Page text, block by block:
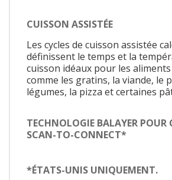
CUISSON ASSISTÉE
Les cycles de cuisson assistée
définissent le temps et la
cuisson idéaux pour les
comme les gratins, la viande, le
légumes, la pizza et certaines
TECHNOLOGIE BALAYER POUR
SCAN-TO-CONNECT*
*ÉTATS-UNIS UNIQUEMENT.